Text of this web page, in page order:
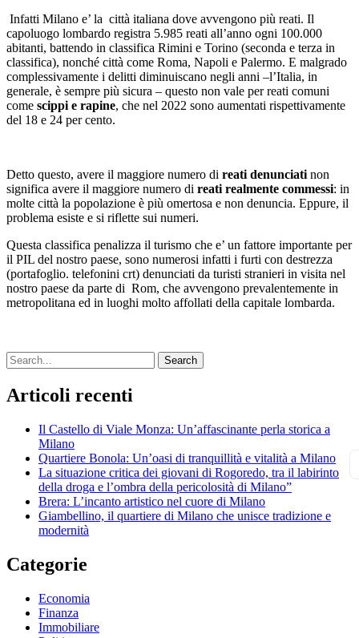
Infatti Milano e’ la città italiana dove avvengono più reati. Il
capoluogo lombardo registra 5.985 reati all’anno ogni 100.000
abitanti, battendo in classifica Rimini e Torino (seconda e terza in
classifica), nonché città come Roma, Napoli e Palermo. E malgrado
complessivamente i delitti diminuiscano negli anni –l’Italia, in
generale, è sempre più sicura – questo non vale per reati comuni
come scippi e rapine, che nel 2022 sono aumentati rispettivamente
del 18 e 24 per cento.
Detto questo, avere il maggiore numero di reati denunciati non
significa avere il maggiore numero di reati realmente commessi: in
molte città la popolazione è più omertosa e non denuncia. Eppure, il
problema esiste e si riflette sui numeri.
Questa classifica penalizza il turismo che e’ un fattore importante per
il PIL del nostro paese, sono numerosi infatti i furti con destrezza
(portafoglio. telefonini crt) denunciati da turisti stranieri in visita nel
nostro paese da parte di Rom, che avvengono prevalentemente in
metropolitana ed in luoghi molto affollati della capitale lombarda.
Search
Articoli recenti
Il Castello di Viale Monza: Un’affascinante perla storica a
Milano
Quartiere Bonola: Un’oasi di tranquillità e vitalità a Milano
La situazione critica dei giovani di Rogoredo, tra il labirinto
della droga e l’ombra della pericolosità di Milano”
Brera: L’incanto artistico nel cuore di Milano
Giambellino, il quartiere di Milano che unisce tradizione e
modernità
Categorie
Economia
Finanza
Immobiliare